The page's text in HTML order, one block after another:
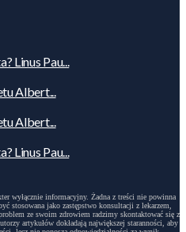
Linus Pau...
Albert...
Albert...
Linus Pau...
wyłącznie informacyjny. Żadna z treści nie powinna
stosowana jako zastępstwo konsultacji z lekarzem,
ze swoim zdrowiem radzimy skontaktować się z
artykułów dokładają największej staranności, aby